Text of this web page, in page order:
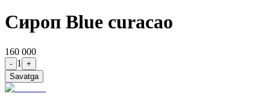
Сироп Blue curacao
160 000
- 1
+
Savatga